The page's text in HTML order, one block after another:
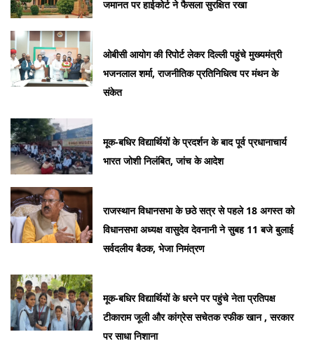
जमानत पर हाईकोर्ट ने फैसला सुरक्षित रखा
ओबीसी आयोग की रिपोर्ट लेकर दिल्ली पहुंचे मुख्यमंत्री
भजनलाल शर्मा, राजनीतिक प्रतिनिधित्व पर मंथन के
संकेत
मूक-बधिर विद्यार्थियों के प्रदर्शन के बाद पूर्व प्रधानाचार्य
भारत जोशी निलंबित, जांच के आदेश
राजस्थान विधानसभा के छठे सत्र से पहले 18 अगस्त को
विधानसभा अध्यक्ष वासुदेव देवनानी ने सुबह 11 बजे बुलाई
सर्वदलीय बैठक, भेजा निमंत्रण
मूक-बधिर विद्यार्थियों के धरने पर पहुंचे नेता प्रतिपक्ष
टीकाराम जूली और कांग्रेस सचेतक रफीक खान , सरकार
पर साधा निशाना